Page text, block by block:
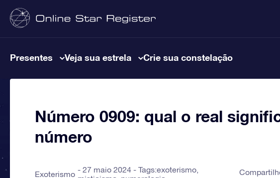
Presentes Veja sua estrela Crie sua constelação
Número 0909: qual o real
número
Exoterismo 27 maio 2024 - Tags:exoterismo,